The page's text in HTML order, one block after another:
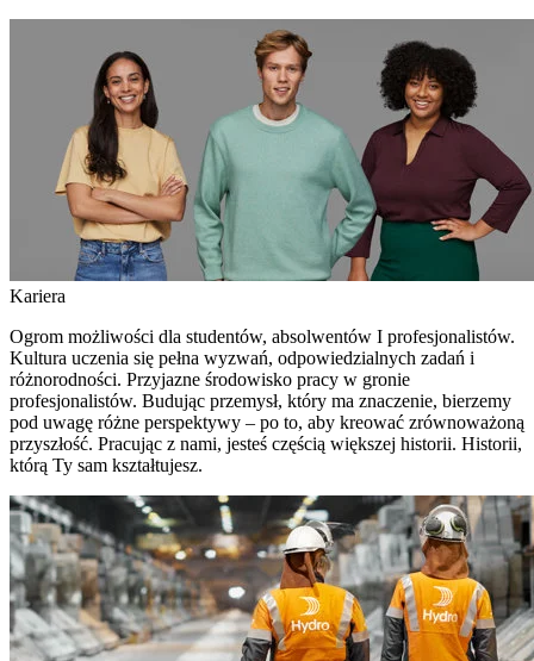
Kariera
Ogrom możliwości dla studentów, absolwentów I profesjonalistów.
Kultura uczenia się pełna wyzwań, odpowiedzialnych zadań i
różnorodności. Przyjazne środowisko pracy w gronie
profesjonalistów. Budując przemysł, który ma znaczenie, bierzemy
pod uwagę różne perspektywy – po to, aby kreować zrównoważoną
przyszłość. Pracując z nami, jesteś częścią większej historii. Historii,
którą Ty sam kształtujesz.